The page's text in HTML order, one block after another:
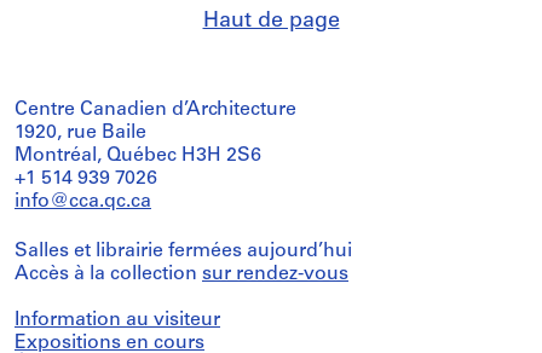
Haut de page
Centre Canadien d’Architecture
1920, rue Baile
Montréal, Québec H3H 2S6
+1 514 939 7026
info@cca.qc.ca
Salles et librairie fermées aujourd’hui
Accès à la collection sur rendez-vous
Information au visiteur
Expositions en cours